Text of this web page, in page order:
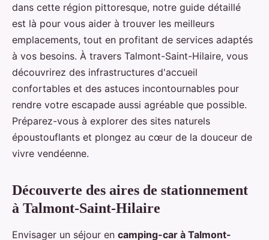
dans cette région pittoresque, notre guide détaillé
est là pour vous aider à trouver les meilleurs
emplacements, tout en profitant de services adaptés
à vos besoins. À travers Talmont-Saint-Hilaire, vous
découvrirez des infrastructures d'accueil
confortables et des astuces incontournables pour
rendre votre escapade aussi agréable que possible.
Préparez-vous à explorer des sites naturels
époustouflants et plongez au cœur de la douceur de
vivre vendéenne.
Découverte des aires de stationnement
à Talmont-Saint-Hilaire
Envisager un séjour en camping-car à Talmont-